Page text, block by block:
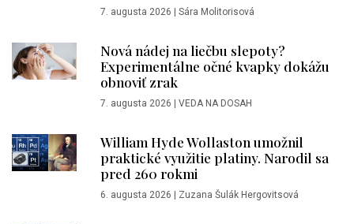
7. augusta 2026 Sára Molitorisová
Nová nádej na liečbu slepoty?
Experimentálne očné kvapky dokážu
obnoviť zrak
7. augusta 2026 VEDA NA DOSAH
William Hyde Wollaston umožnil
praktické využitie platiny. Narodil sa
pred 260 rokmi
6. augusta 2026 Zuzana Šulák Hergovitsová